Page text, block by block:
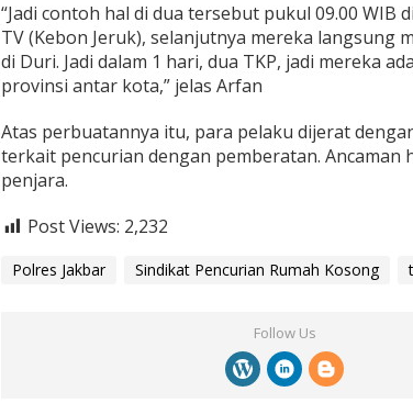
“Jadi contoh hal di dua tersebut pukul 09.00 WIB
TV (Kebon Jeruk), selanjutnya mereka langsung
di Duri. Jadi dalam 1 hari, dua TKP, jadi mereka
provinsi antar kota,” jelas Arfan
Atas perbuatannya itu, para pelaku dijerat
terkait pencurian dengan pemberatan. Ancaman
penjara.
Post Views: 2,232
Polres Jakbar Sindikat Pencurian Rumah Kosong
Follow Us